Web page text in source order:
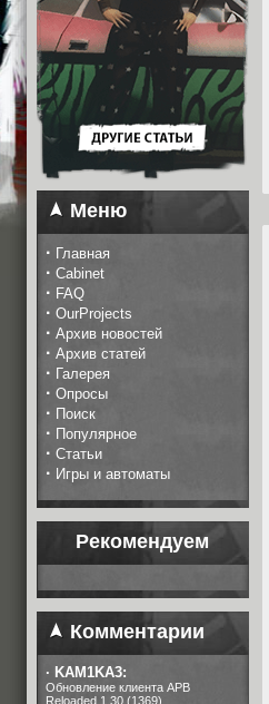
Меню
· Главная
· Cabinet
· FAQ
· OurProjects
· Архив новостей
· Архив статей
· Галерея
· Опросы
· Поиск
· Популярное
· Статьи
· Игры и автоматы
Рекомендуем
Комментарии
· KAM1KA3:
Обновление клиента APB
Reloaded 1.30 (1369)